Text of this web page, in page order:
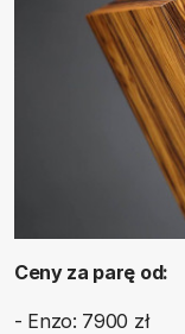
Ceny za parę od:
- Enzo: 7900 zł